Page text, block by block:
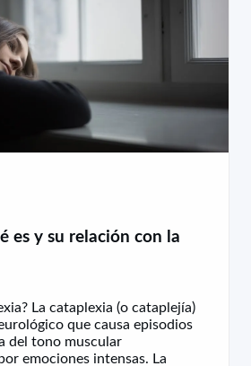
es y su relación con la
La cataplexia (o cataplejía)
que causa episodios
del tono muscular
emociones intensas. La